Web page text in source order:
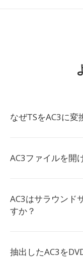
なぜTSをAC3に変
AC3ファイルを開
AC3はサラウンド
すか？
抽出したAC3を